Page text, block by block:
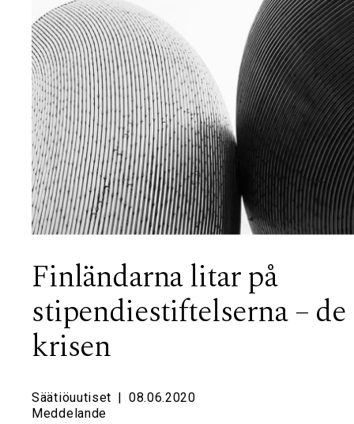
Finländarna litar på
stipendiestiftelserna –
krisen
Säätiöuutiset | 08.06.2020
Meddelande